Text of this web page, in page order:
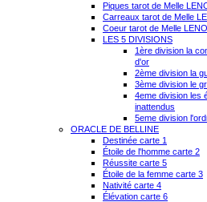
Piques tarot de Melle
Carreaux tarot de Melle
Coeur tarot de Melle
LES 5 DIVISIONS
1ère division la
d'or
2ème division la
3ème division le
4eme division les
inattendus
5eme division
ORACLE DE BELLINE
Destinée carte 1
Étoile de l'homme carte 2
Réussite carte 5
Étoile de la femme carte 3
Nativité carte 4
Élévation carte 6